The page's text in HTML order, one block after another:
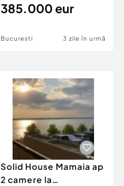
160 mp
385.000 eur
Bucuresti 3 zile în urmă
Solid House Mamaia ap
2 camere la